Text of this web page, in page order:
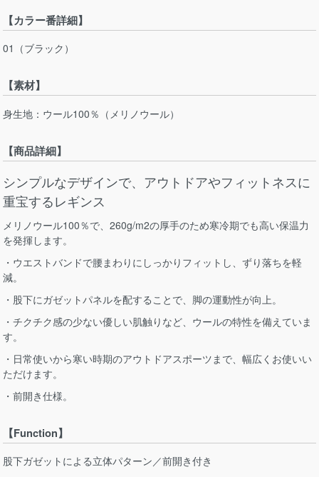
【カラー番詳細】
01（ブラック）
【素材】
身生地：ウール100％（メリノウール）
【商品詳細】
シンプルなデザインで、アウトドアやフィットネスに
重宝するレギンス
メリノウール100％で、260g/m2の厚手のため寒冷期でも高い保温力
を発揮します。
・ウエストバンドで腰まわりにしっかりフィットし、ずり落ちを軽
減。
・股下にガゼットパネルを配することで、脚の運動性が向上。
・チクチク感の少ない優しい肌触りなど、ウールの特性を備えていま
す。
・日常使いから寒い時期のアウトドアスポーツまで、幅広くお使いい
ただけます。
・前開き仕様。
【Function】
股下ガゼットによる立体パターン／前開き付き